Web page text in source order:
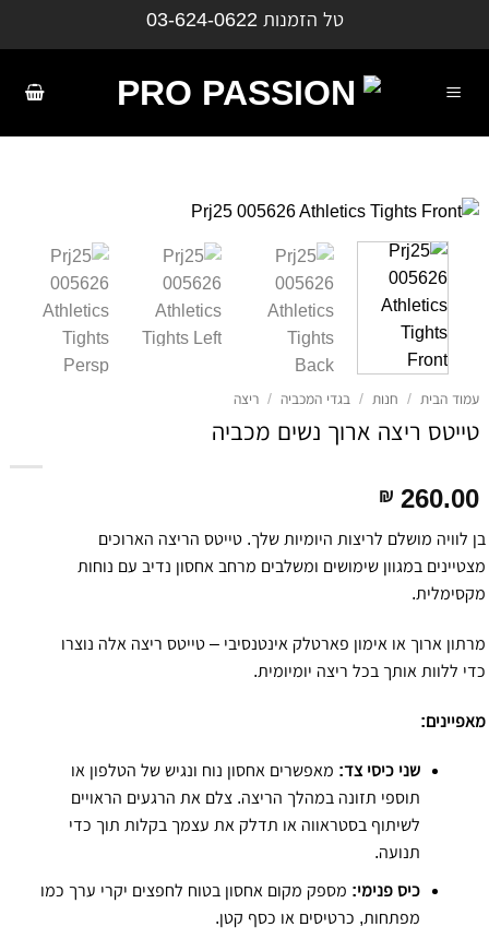
טל הזמנות 03-624-0622
עמוד הבית / חנות / בגדי המכביה / ריצה
טייטס ריצה ארוך נשים מכביה
₪ 260.00
בן לוויה מושלם לריצות היומיות שלך. טייטס הריצה הארוכים
מצטיינים במגוון שימושים ומשלבים מרחב אחסון נדיב עם נוחות
מקסימלית.
מרתון ארוך או אימון פארטלק אינטנסיבי – טייטס ריצה אלה נוצרו
כדי ללוות אותך בכל ריצה יומיומית.
מאפיינים:
שני כיסי צד: מאפשרים אחסון נוח ונגיש של הטלפון או
תוספי תזונה במהלך הריצה. צלם את הרגעים הראויים
לשיתוף בסטראווה או תדלק את עצמך בקלות תוך כדי
תנועה.
כיס פנימי: מספק מקום אחסון בטוח לחפצים יקרי ערך כמו
מפתחות, כרטיסים או כסף קטן.